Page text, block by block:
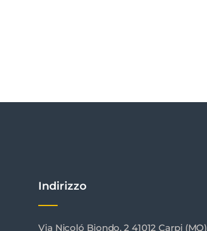
Indirizzo
Via Nicoló Biondo, 2 41012 Carpi (MO)